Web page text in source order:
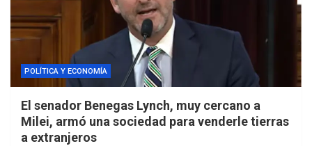
POLÍTICA Y ECONOMÍA
El senador Benegas Lynch, muy cercano a
Milei, armó una sociedad para venderle tierras
a extranjeros